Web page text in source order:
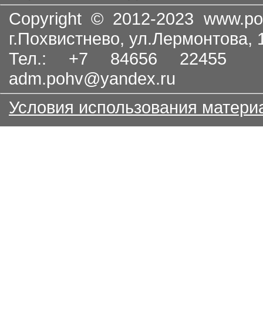
Copyright © 2012-2023
г.Похвистнево, ул.Лермонтова,
Тел.: +7 84656
adm.pohv@yandex.ru
Условия использования